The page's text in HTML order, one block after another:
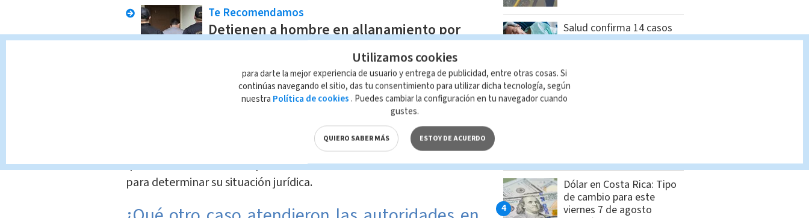
Te Recomendamos
Detienen a hombre en allanamiento por
venta de droga en Jacó
Los agentes continuarán con lainvestigación de los hechos para
restos humanos fueron remitidos a la morgue judicial; mientras
que los detenidos fueron puestos a las órdenes del Ministerio Público
para determinar su situación jurídica.
Salud confirma 14 casos
de hepatitis A y mantiene
Pronóstico del tiempo
Dólar en Costa Rica: Tipo
de cambio para este
viernes 7 de agosto
Utilizamos cookies
para darte la mejor experiencia de usuario y entrega de publicidad, entre otras cosas. Si
continúas navegando el sitio, das tu consentimiento para utilizar dicha tecnología, según
nuestra Política de cookies . Puedes cambiar la configuración en tu navegador cuando
gustes.
QUIERO SABER MÁS ESTOY DE ACUERDO